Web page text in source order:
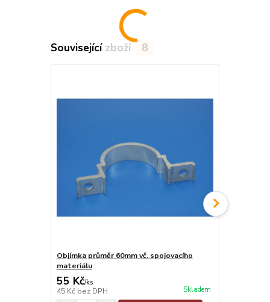
Související zboží 8
Objímka průměr 60mm vč. spojovacího
materiálu
55 Kč/ks
45 Kč bez DPH Skladem